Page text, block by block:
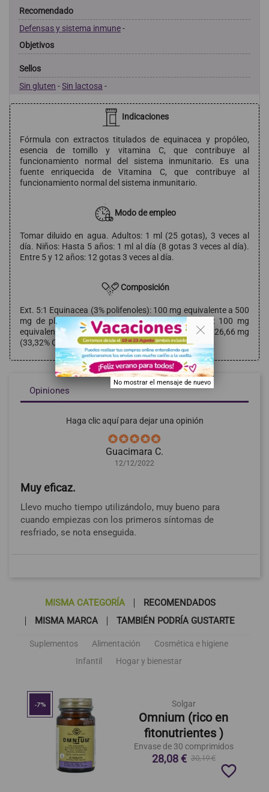
Recomendado
Defensas y sistema inmune-
Objetivos
Sellos
Sin gluten -Sin lactosa -
Indicaciones
Fórmula con extractos titulados de equinacea y propóleo,
esencia de tomillo y vitamina C, que contribuye al
funcionamiento normal del sistema inmunitario. Es una
fuente enriquecida de Vitamina C, que contribuye al
funcionamiento normal del sistema inmunitario.
Modo de empleo
Tomar diluido en agua. Adultos: 1 ml (25 gotas), 3 veces al
día. Niños: Hasta 5 años: 1 ml al día (8 gotas 3 veces al día).
Entre 5 y 12 años: 12 gotas 3 veces al día.
Composición
Ext. 5:1 Equinacea (3% polifenoles): 100 mg equivalente a 500
mg de planta; Ext. 5:1 Propóleo (10% galangina): 100 mg
equivalente a 500 mg; Vitamina C (ácido ascórbico): 26,66 mg
(33,32% C.D.R.); Esencia de Tomillo
Opiniones
Haga clic aquí para dejar una opinión
Guacimara C.
12/12/2022
Muy eficaz.
Llevo mucho tiempo utilizándolo, muy bueno para
cuando empiezas con los primeros síntomas de
resfriado, se nota enseguida.
MISMA CATEGORÍA
RECOMENDADOS
MISMA MARCA
TAMBIÉN PODRÍA GUSTARTE
Suplementos Alimentación
Cosmética e higiene
Infantil
Hogar y bienestar
-7% Solgar
Omnium (rico en
fitonutrientes )
Envase de 30 comprimidos
28,08 € 30,19 €
favorite_border
. .
No mostrar el mensaje de nuevo